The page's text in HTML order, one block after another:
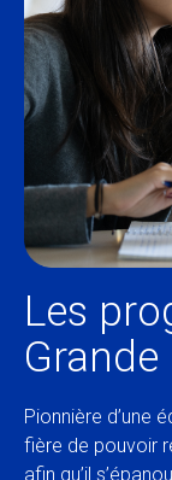
Les
Grande
Pionnière d’une
fière de pouvoir
afin qu’il